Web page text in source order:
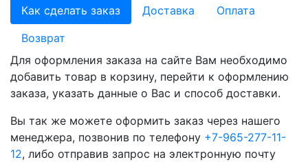
Как сделать заказ
Доставка
Оплата
Возврат
Для оформления заказа на сайте Вам необходимо
добавить товар в корзину, перейти к оформлению
заказа, указать данные о Вас и способ доставки.
Вы так же можете оформить заказ через нашего
менеджера, позвонив по телефону +7-965-277-11-
12, либо отправив запрос на электронную почту